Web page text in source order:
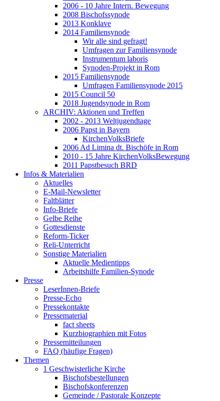
2006 - 10 Jahre Intern. Bewegung
2008 Bischofssynode
2013 Konklave
2014 Familiensynode
Wir alle sind gefragt!
Umfragen zur Familiensynode
Instrumentum laboris
Synoden-Projekt in Rom
2015 Familiensynode
Umfragen Familiensynode 2015
2015 Council 50
2018 Jugendsynode in Rom
ARCHIV: Aktionen und Treffen
2002 - 2013 Weltjugendtage
2006 Papst in Bayern
KirchenVolksBriefe
2006 Ad Limina dt. Bischöfe in Rom
2010 - 15 Jahre KirchenVolksBewegung
2011 Papstbesuch BRD
Infos & Materialien
Aktuelles
E-Mail-Newsletter
Faltblätter
Info-Briefe
Gelbe Reihe
Gottesdienste
Reform-Ticker
Reli-Unterricht
Sonstige Materialien
Aktuelle Medientipps
Arbeitshilfe Familien-Synode
Presse
LeserInnen-Briefe
Presse-Echo
Pressekontakte
Pressematerial
fact sheets
Kurzbiographien mit Fotos
Pressemitteilungen
FAQ (häufige Fragen)
Themen
1 Geschwisterliche Kirche
Bischofsbestellungen
Bischofskonferenzen
Gemeinde / Pastorale Konzepte